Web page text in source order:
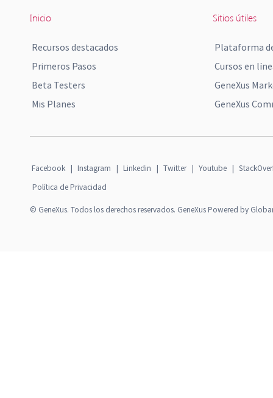
Inicio
Recursos destacados
Primeros Pasos
Beta Testers
Mis Planes
Sitios útiles
Plataforma
Cursos en
GeneXus
GeneXus
Facebook | Instagram | Linkedin | Twitter | Youtube |
Política de Privacidad
© GeneXus. Todos los derechos reservados. GeneXus Powered by